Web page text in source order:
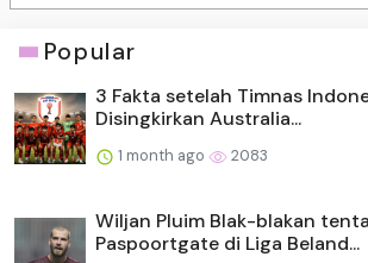
Popular
3 Fakta setelah Timnas
Disingkirkan Australia...
1 month ago 2083
Wiljan Pluim Blak-blakan
Paspoortgate di Liga Beland...